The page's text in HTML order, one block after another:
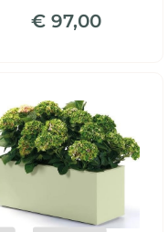
€ 97,00